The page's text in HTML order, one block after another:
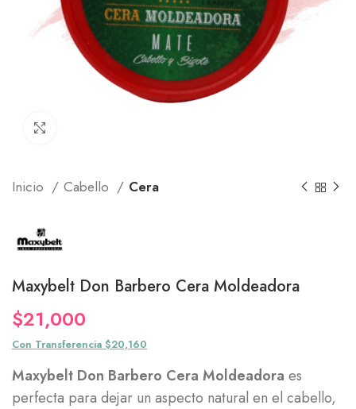
Inicio Cabello Cera
Maxybelt Don Barbero Cera Moldeadora
$21,000
Con Transferencia $20,160
Maxybelt Don Barbero Cera Moldeadora es
perfecta para dejar un aspecto natural en el cabello,